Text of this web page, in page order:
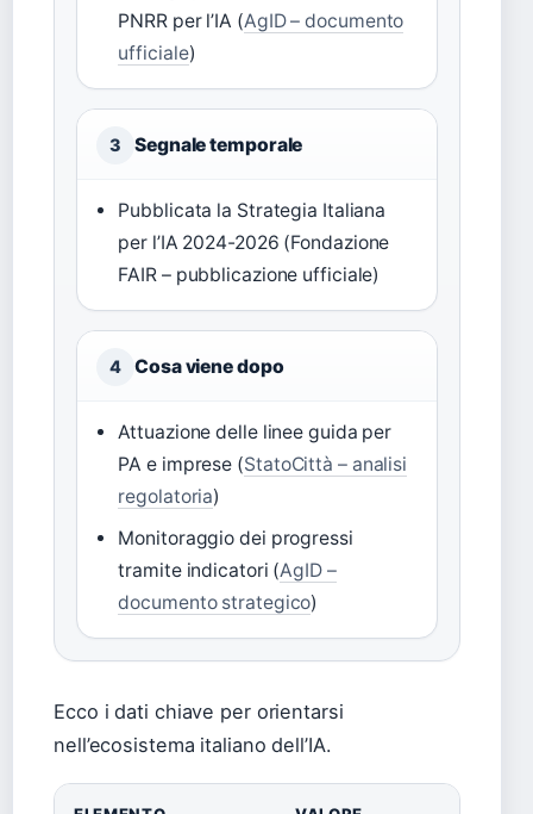
PNRR per l’IA (AgID – documento
ufficiale)
3 Segnale temporale
Pubblicata la Strategia Italiana
per l’IA 2024-2026 (Fondazione
FAIR – pubblicazione ufficiale)
4 Cosa viene dopo
Attuazione delle linee guida per
PA e imprese (StatoCittà – analisi
regolatoria)
Monitoraggio dei progressi
tramite indicatori (AgID –
documento strategico)
Ecco i dati chiave per orientarsi
nell’ecosistema italiano dell’IA.